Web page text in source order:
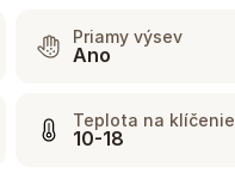
Priamy výsev
Ano
Teplota na klíčenie
10-18